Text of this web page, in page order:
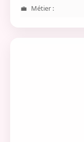
Métier :